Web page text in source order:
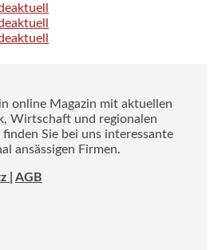
online Magazin mit aktuellen
Wirtschaft und regionalen
Sie bei uns interessante
ansässigen Firmen.
| AGB